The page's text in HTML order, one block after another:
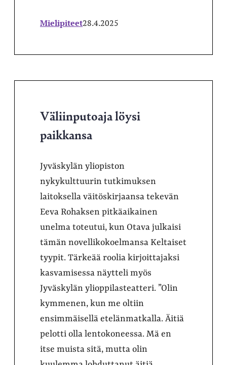
Mielipiteet28.4.2025
Väliinputoaja löysi
paikkansa
Jyväskylän yliopiston
nykykulttuurin tutkimuksen
laitoksella väitöskirjaansa tekevän
Eeva Rohaksen pitkäaikainen
unelma toteutui, kun Otava julkaisi
tämän novellikokoelmansa Keltaiset
tyypit. Tärkeää roolia kirjoittajaksi
kasvamisessa näytteli myös
Jyväskylän ylioppilasteatteri. ”Olin
kymmenen, kun me oltiin
ensimmäisellä etelänmatkalla. Äitiä
pelotti olla lentokoneessa. Mä en
itse muista sitä, mutta olin